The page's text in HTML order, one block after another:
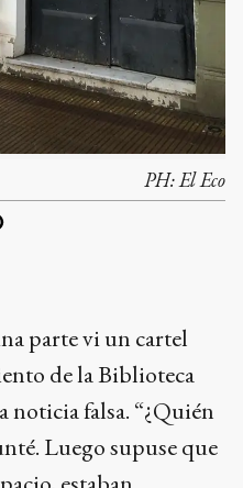
PH: El Eco
parte vi un cartel
de la Biblioteca
noticia falsa. “¿Quién
Luego supuse que